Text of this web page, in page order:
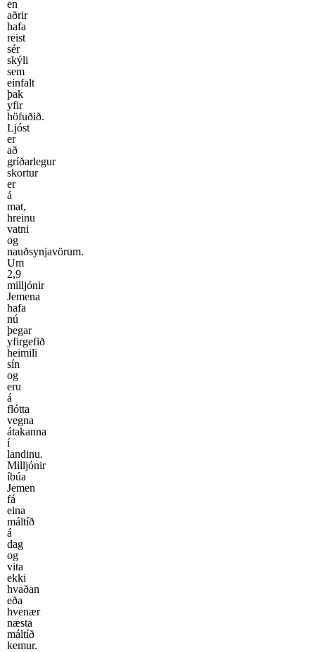
en
aðrir
hafa
reist
sér
skýli
sem
einfalt
þak
yfir
höfuðið.
Ljóst
er
að
gríðarlegur
skortur
er
á
mat,
hreinu
vatni
og
nauðsynjavörum.
Um
2,9
milljónir
Jemena
hafa
nú
þegar
yfirgefið
heimili
sín
og
eru
á
flótta
vegna
átakanna
í
landinu.
Milljónir
íbúa
Jemen
fá
eina
máltíð
á
dag
og
vita
ekki
hvaðan
eða
hvenær
næsta
máltíð
kemur.